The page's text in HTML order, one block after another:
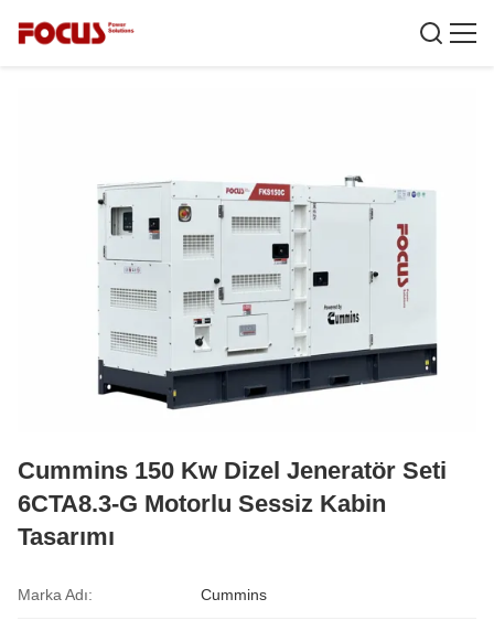
Cummins 150 Kw Dizel Jeneratör Seti
6CTA8.3-G Motorlu Sessiz Kabin
Tasarımı
Marka Adı: Cummins